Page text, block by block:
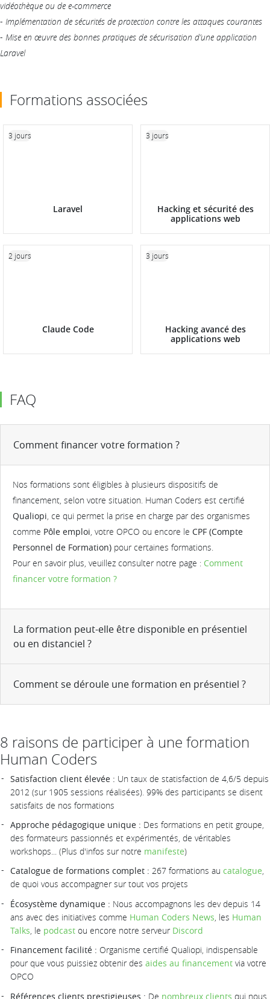
vidéothèque ou de e-commerce
- Implémentation de sécurités de protection contre les attaques courantes
- Mise en œuvre des bonnes pratiques de sécurisation d’une application
Laravel
Formations associées
Laravel
3 jours
Hacking et sécurité des
applications web
3 jours
Claude Code
2 jours
Hacking avancé des
applications web
3 jours
FAQ
Comment financer votre formation ?
Nos formations sont éligibles à plusieurs dispositifs de
financement, selon votre situation. Human Coders est certifié
Qualiopi , ce qui permet la prise en charge par des organismes
comme Pôle emploi , votre OPCO ou encore le CPF (Compte
Personnel de Formation) pour certaines formations.
Pour en savoir plus, veuillez consulter notre page : Comment
financer votre formation ?
La formation peut-elle être disponible en présentiel
ou en distanciel ?
Comment se déroule une formation en présentiel ?
8 raisons de participer à une formation
Human Coders
Satisfaction client élevée : Un taux de statisfaction de 4,6/5 depuis
2012 (sur 1905 sessions réalisées). 99% des participants se disent
satisfaits de nos formations
Approche pédagogique unique : Des formations en petit groupe,
des formateurs passionnés et expérimentés, de véritables
workshops... (Plus d'infos sur notre manifeste)
Catalogue de formations complet : 267 formations au catalogue,
de quoi vous accompagner sur tout vos projets
Écosystème dynamique : Nous accompagnons les dev depuis 14
ans avec des initiatives comme Human Coders News, les Human
Talks, le podcast ou encore notre serveur Discord
Financement facilité : Organisme certifié Qualiopi, indispensable
pour que vous puissiez obtenir des aides au financement via votre
OPCO
Références clients prestigieuses : De nombreux clients qui nous